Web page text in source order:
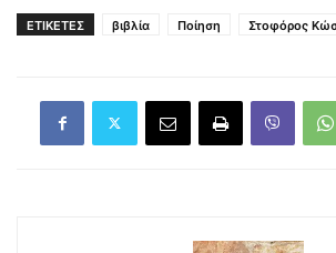
ΕΤΙΚΕΤΕΣ βιβλία Ποίηση Στοφόρος